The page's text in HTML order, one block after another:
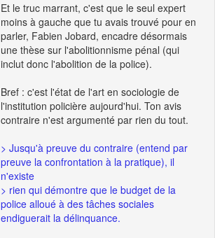
Et le truc marrant, c'est que le seul expert
moins à gauche que tu avais trouvé pour en
parler, Fabien Jobard, encadre désormais
une thèse sur l'abolitionnisme pénal (qui
inclut donc l'abolition de la police).
Bref : c'est l'état de l'art en sociologie de
l'institution policière aujourd'hui. Ton avis
contraire n'est argumenté par rien du tout.
> Jusqu'à preuve du contraire (entend par
preuve la confrontation à la pratique), il
n'existe
> rien qui démontre que le budget de la
police alloué à des tâches sociales
endiguerait la délinquance.